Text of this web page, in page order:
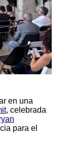
en una
, celebrada
para el